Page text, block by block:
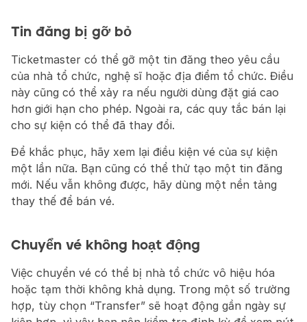
Tin đăng bị gỡ bỏ
Ticketmaster có thể gỡ một tin đăng theo yêu cầu
của nhà tổ chức, nghệ sĩ hoặc địa điểm tổ chức. Điều
này cũng có thể xảy ra nếu người dùng đặt giá cao
hơn giới hạn cho phép. Ngoài ra, các quy tắc bán lại
cho sự kiện có thể đã thay đổi.
Để khắc phục, hãy xem lại điều kiện vé của sự kiện
một lần nữa. Bạn cũng có thể thử tạo một tin đăng
mới. Nếu vẫn không được, hãy dùng một nền tảng
thay thế để bán vé.
Chuyển vé không hoạt động
Việc chuyển vé có thể bị nhà tổ chức vô hiệu hóa
hoặc tạm thời không khả dụng. Trong một số trường
hợp, tùy chọn “Transfer” sẽ hoạt động gần ngày sự